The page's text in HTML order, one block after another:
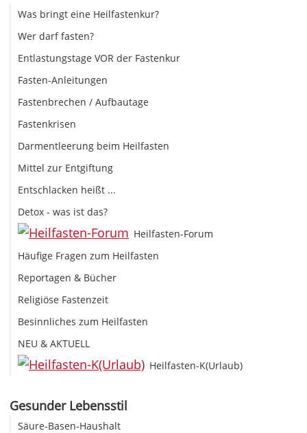
Was bringt eine Heilfastenkur?
Wer darf fasten?
Entlastungstage VOR der Fastenkur
Fasten-Anleitungen
Fastenbrechen / Aufbautage
Fastenkrisen
Darmentleerung beim Heilfasten
Mittel zur Entgiftung
Entschlacken heißt ...
Detox - was ist das?
Heilfasten-Forum
Häufige Fragen zum Heilfasten
Reportagen & Bücher
Religiöse Fastenzeit
Besinnliches zum Heilfasten
NEU & AKTUELL
Heilfasten-K(Urlaub)
Gesunder Lebensstil
Säure-Basen-Haushalt